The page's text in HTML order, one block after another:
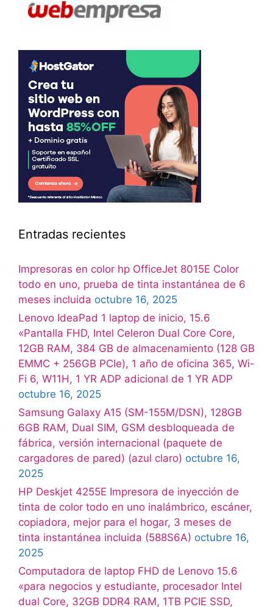
Entradas recientes
Impresoras en color hp OfficeJet 8015E Color
todo en uno, prueba de tinta instantánea de 6
meses incluida octubre 16, 2025
Lenovo IdeaPad 1 laptop de inicio, 15.6
«Pantalla FHD, Intel Celeron Dual Core Core,
12GB RAM, 384 GB de almacenamiento (128 GB
EMMC + 256GB PCIe), 1 año de oficina 365, Wi-
Fi 6, W11H, 1 YR ADP adicional de 1 YR ADP
octubre 16, 2025
Samsung Galaxy A15 (SM-155M/DSN), 128GB
6GB RAM, Dual SIM, GSM desbloqueada de
fábrica, versión internacional (paquete de
cargadores de pared) (azul claro) octubre 16,
2025
HP Deskjet 4255E Impresora de inyección de
tinta de color todo en uno inalámbrico, escáner,
copiadora, mejor para el hogar, 3 meses de
tinta instantánea incluida (588S6A) octubre 16,
2025
Computadora de laptop FHD de Lenovo 15.6
«para negocios y estudiante, procesador Intel
dual Core, 32GB DDR4 RAM, 1TB PCIE SSD,